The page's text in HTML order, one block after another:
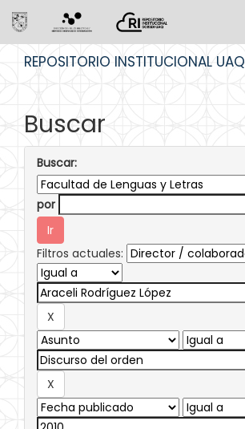
REPOSITORIO INSTITUCIONAL UAQ
Buscar
Buscar:
por
Filtros actuales: